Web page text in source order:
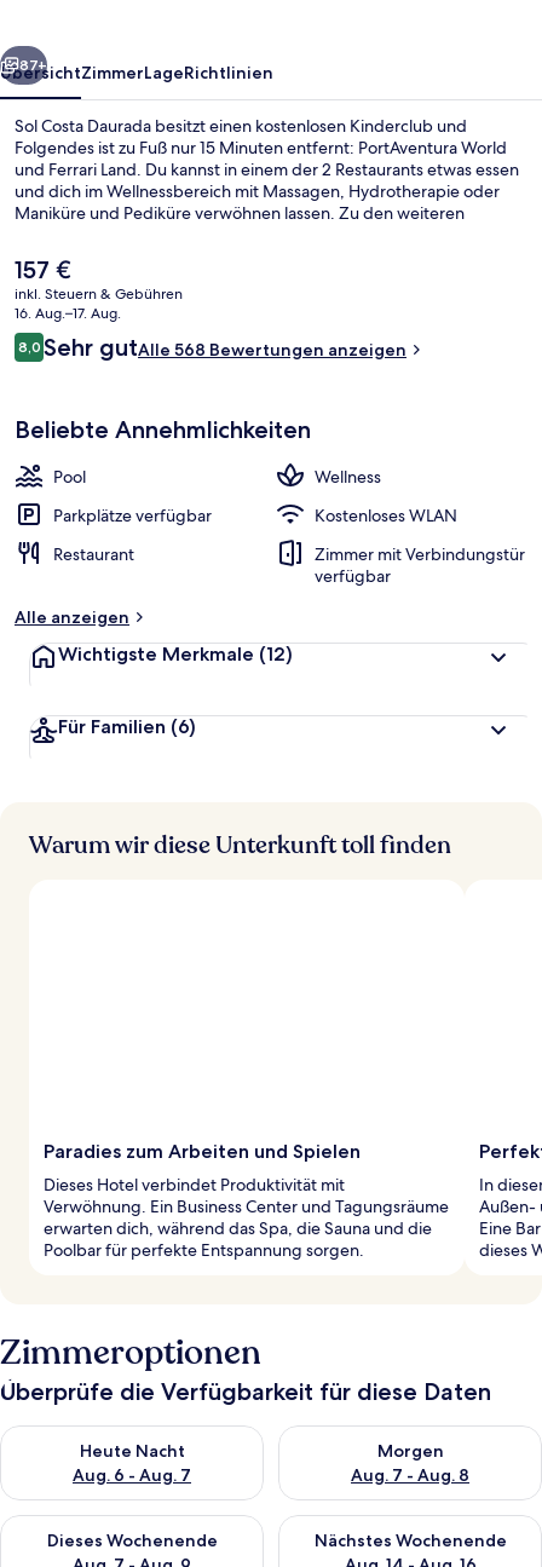
Weiter
87+
ÜbersichtZimmerLageRichtlinien
Sol Costa Daurada besitzt einen kostenlosen Kinderclub und
Folgendes ist zu Fuß nur 15 Minuten entfernt: PortAventura World
und Ferrari Land. Du kannst in einem der 2 Restaurants etwas essen
und dich im Wellnessbereich mit Massagen, Hydrotherapie oder
Maniküre und Pediküre verwöhnen lassen. Zu den weiteren
Innenpool.
Der
aktuelle
Preis
beträgt
157 €.
157 €
inkl. Steuern & Gebühren
16. Aug.–17. Aug.
Bewertungen
8,08,0 von 10.
Sehr gutAlle 568 Bewertungen anzeigen
Beliebte Annehmlichkeiten
Pool
Wellness
Parkplätze verfügbar
Kostenloses WLAN
Restaurant
Zimmer mit Verbindungstür
verfügbar
Alle anzeigen
Wichtigste Merkmale (12)
Für Familien (6)
Warum wir diese Unterkunft toll finden
Paradies zum Arbeiten und Spielen
Dieses Hotel verbindet Produktivität mit
Verwöhnung. Ein Business Center und Tagungsräume
erwarten dich, während das Spa, die Sauna und die
Poolbar für perfekte Entspannung sorgen.
In
Außen-
Eine
dieses
Zimmeroptionen
Überprüfe die Verfügbarkeit für diese Daten
Heute Nacht
Aug. 6 - Aug. 7
Überprüfe die Verfügbarkeit für heute Nacht, Aug. 6 - Aug. 7.
Morgen
Aug. 7 - Aug. 8
Überprüfe die Verfügbarkeit
Dieses Wochenende
Überprüfe die Verfügbarkeit für dieses Wochenende, Aug. 7
Nächstes Wochenende
Überprüfe die Verfügbarkeit